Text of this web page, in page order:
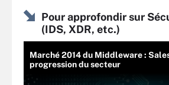
Pour approfondir sur
(IDS, XDR, etc.)
Marché 2014 du Middleware :
progression du secteur